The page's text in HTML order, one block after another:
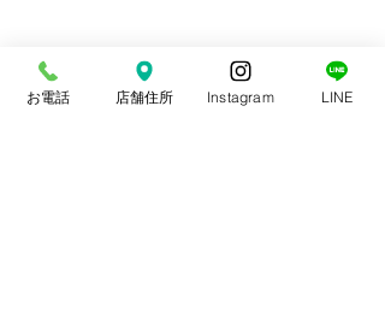
お電話 店舗住所 Instagram LINE